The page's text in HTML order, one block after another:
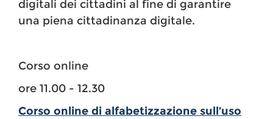
digitali dei cittadini al fine di garantire
una piena cittadinanza digitale.
Corso online
ore 11.00 - 12.30
Corso online di alfabetizzazione sull’uso